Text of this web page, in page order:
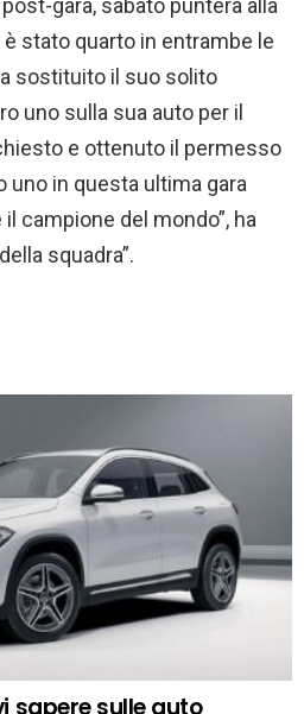
stato quarto in entrambe le
sostituito il suo solito
uno sulla sua auto per il
e ottenuto il permesso
uno in questa ultima gara
campione del mondo”, ha
squadra”.
sapere sulle auto